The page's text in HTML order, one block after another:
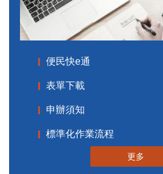
便民快e通
表單下載
申辦須知
標準化作業流程
更多